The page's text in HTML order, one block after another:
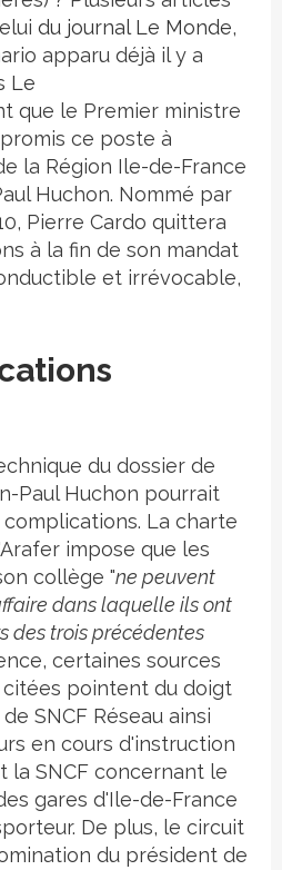
du journal Le Monde,
apparu déjà il y a
Le
que le Premier ministre
ce poste à
la Région Ile-de-France
Huchon. Nommé par
Pierre Cardo quittera
à la fin de son mandat
et irrévocable,
du dossier de
Paul Huchon pourrait
La charte
impose que les
collège "ne peuvent
dans laquelle ils ont
des trois précédentes
certaines sources
pointent du doigt
SNCF Réseau ainsi
en cours d'instruction
la SNCF concernant le
gares d'Ile-de-France
De plus, le circuit
du président de